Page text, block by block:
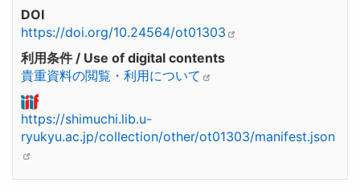
DOI
https://doi.org/10.24564/ot01303
利用条件 / Use of digital contents
貴重資料の閲覧・利用について
https://shimuchi.lib.u-
ryukyu.ac.jp/collection/other/ot01303/manifest.json